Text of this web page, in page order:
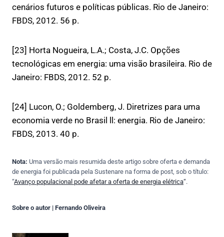
cenários futuros e políticas públicas. Rio de Janeiro:
FBDS, 2012. 56 p.
[23] Horta Nogueira, L.A.; Costa, J.C. Opções
tecnológicas em energia: uma visão brasileira. Rio de
Janeiro: FBDS, 2012. 52 p.
[24] Lucon, O.; Goldemberg, J. Diretrizes para uma
economia verde no Brasil ll: energia. Rio de Janeiro:
FBDS, 2013. 40 p.
Nota: Uma versão mais resumida deste artigo sobre oferta e demanda
de energia foi publicada pela Sustenare na forma de post, sob o título:
“Avanço populacional pode afetar a oferta de energia elétrica“.
Sobre o autor | Fernando Oliveira